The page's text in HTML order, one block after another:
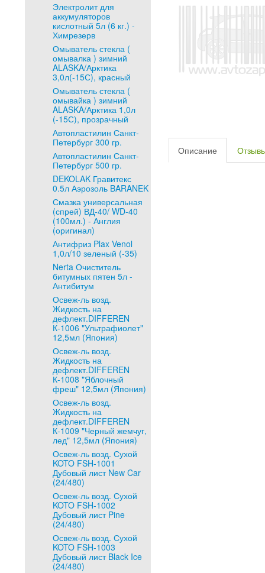
Электролит для
аккумуляторов
кислотный 5л (6 кг.) -
Химрезерв
Омыватель стекла (
омывалка ) зимний
ALASKA/Арктика
3,0л(-15С), красный
Омыватель стекла (
омывайка ) зимний
ALASKA/Арктика 1,0л
(-15С), прозрачный
Автопластилин Санкт-
Петербург 300 гр.
Автопластилин Санкт-
Петербург 500 гр.
DEKOLAK Гравитекс
0.5л Аэрозоль BARANEK
Смазка универсальная
(спрей) ВД-40/ WD-40
(100мл.) - Англия
(оригинал)
Антифриз Plax Venol
1,0л/10 зеленый (-35)
Nerta Очиститель
битумных пятен 5л -
Антибитум
Освеж-ль возд.
Жидкость на
дефлект.DIFFEREN
К-1006 "Ультрафиолет"
12,5мл (Япония)
Освеж-ль возд.
Жидкость на
дефлект.DIFFEREN
К-1008 "Яблочный
фреш" 12,5мл (Япония)
Освеж-ль возд.
Жидкость на
дефлект.DIFFEREN
К-1009 "Черный жемчуг,
лед" 12,5мл (Япония)
Освеж-ль возд. Сухой
KOTO FSH-1001
Дубовый лист New Car
(24/480)
Освеж-ль возд. Сухой
KOTO FSH-1002
Дубовый лист Pine
(24/480)
Освеж-ль возд. Сухой
KOTO FSH-1003
Дубовый лист Black Ice
(24/480)
Описание